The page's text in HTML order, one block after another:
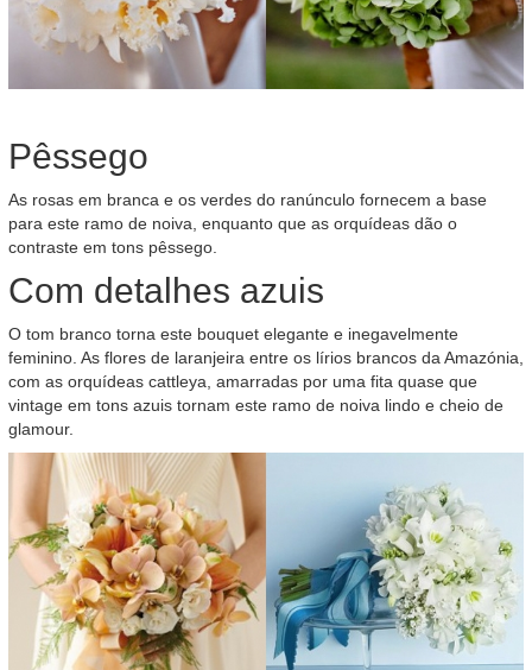
Pêssego
As rosas em branca e os verdes do ranúnculo fornecem a base
para este ramo de noiva, enquanto que as orquídeas dão o
contraste em tons pêssego.
Com detalhes azuis
O tom branco torna este bouquet elegante e inegavelmente
feminino. As flores de laranjeira entre os lírios brancos da Amazónia,
com as orquídeas cattleya, amarradas por uma fita quase que
vintage em tons azuis tornam este ramo de noiva lindo e cheio de
glamour.